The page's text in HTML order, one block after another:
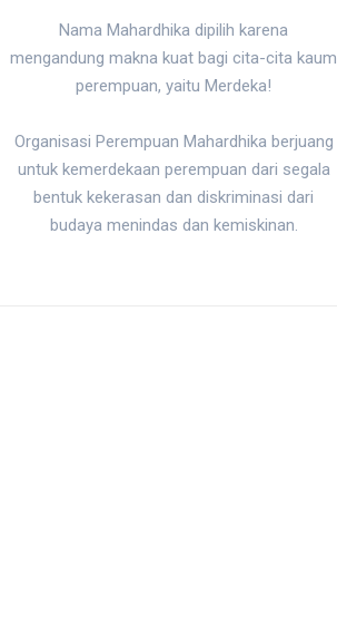
Nama Mahardhika dipilih karena
mengandung makna kuat bagi cita-cita kaum
perempuan, yaitu Merdeka!
Organisasi Perempuan Mahardhika berjuang
untuk kemerdekaan perempuan dari segala
bentuk kekerasan dan diskriminasi dari
budaya menindas dan kemiskinan.